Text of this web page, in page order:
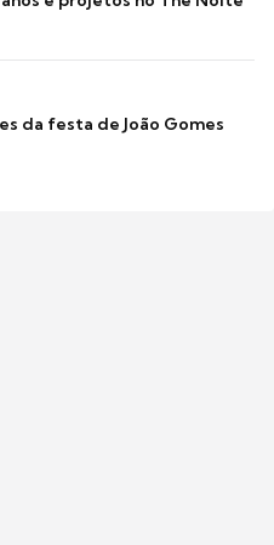
da festa de João Gomes